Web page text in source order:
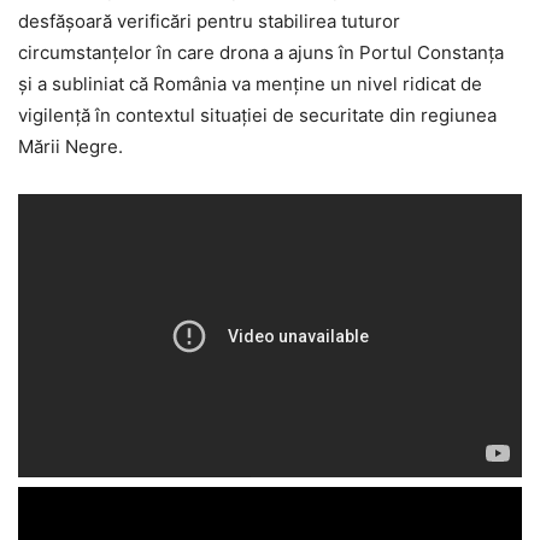
desfășoară verificări pentru stabilirea tuturor
circumstanțelor în care drona a ajuns în Portul Constanța
și a subliniat că România va menține un nivel ridicat de
vigilență în contextul situației de securitate din regiunea
Mării Negre.